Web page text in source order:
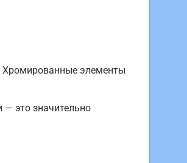
Хромированные элементы
это значительно